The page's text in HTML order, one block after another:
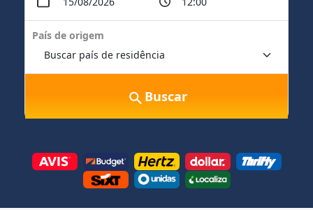
País de origem
Buscar